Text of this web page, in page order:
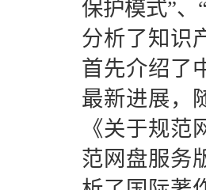
保护模式”、
分析了知识
首先介绍了
最新进展，
《关于规
范网盘服务